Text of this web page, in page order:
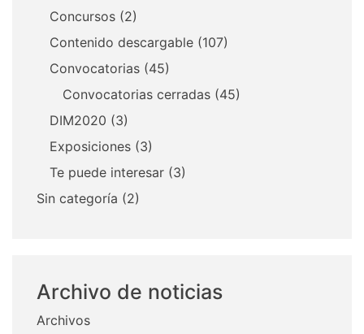
Concursos (2)
Contenido descargable (107)
Convocatorias (45)
Convocatorias cerradas (45)
DIM2020 (3)
Exposiciones (3)
Te puede interesar (3)
Sin categoría (2)
Archivo de noticias
Archivos